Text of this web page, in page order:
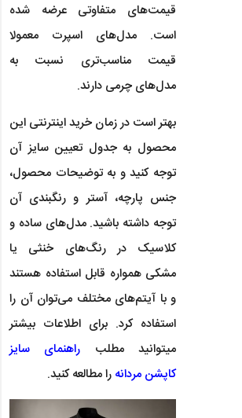
قیمت‌های متفاوتی عرضه شده
است. مدل‌های اسپرت معمولا
قیمت مناسب‌تری نسبت به
مدل‌های چرمی دارند.
بهتر است در زمان خرید اینترنتی این
محصول به جدول تعیین سایز آن
توجه کنید و به توضیحات محصول،
جنس پارچه، آستر و رنگبندی آن
توجه داشته باشید. مدل‌های ساده و
کلاسیک در رنگ‌های خنثی یا
مشکی همواره قابل استفاده هستند
و با آیتم‌های مختلف می‌توان آن را
استفاده کرد. برای اطلاعات بیشتر
میتوانید مطلب راهنمای سایز
کاپشن مردانه را مطالعه کنید.